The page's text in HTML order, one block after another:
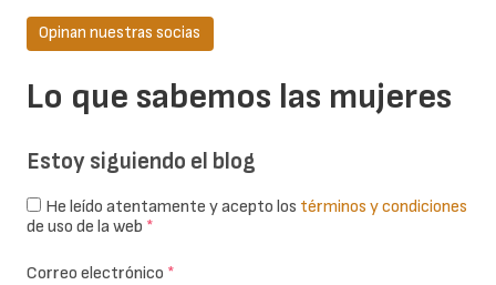
Lo que sabemos las mujeres
Opinan nuestras socias
Estoy siguiendo el blog
He leído atentamente y acepto los términos y condiciones
de uso de la web *
Correo electrónico *